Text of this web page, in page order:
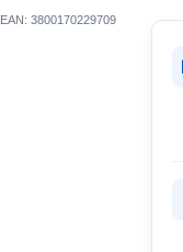
EAN: 3800170229709